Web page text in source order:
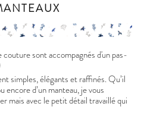
sont accompagnés d'un pas-
simples, élégants et raffinés. Qu’il
encore d’un manteau, je vous
mais avec le petit détail travaillé qui